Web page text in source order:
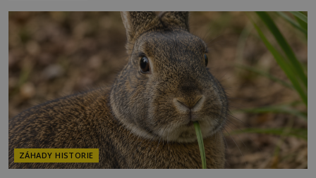
ztracených technologiích či tajemných
materiálech. Moderní metalurgie však ukazuje, že
skutečné vysvětlení je ješt
ZÁHADY HISTORIE